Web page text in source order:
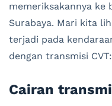
memeriksakannya ke
Surabaya. Mari kita
terjadi pada
dengan transmisi CVT:
Cairan